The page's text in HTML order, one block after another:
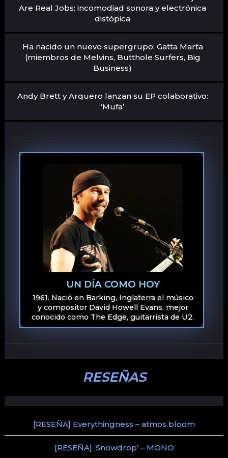
Are Real Jobs: incomodiad sonora y electrónica
distópica
Ha nacido un nuevo supergrupo: Gatta Marta
(miembros de Melvins, Butthole Surfers, Big
Business)
Andy Brett y Arquero lanzan su EP colaborativo:
‘Mufa’
UN DÍA COMO HOY
1961. Nació en Barking, Inglaterra el músico
y compositor David Howell Evans, mejor
conocido como The Edge, guitarrista de U2.
RESEÑAS
[RESEÑA] Everythingness – atmos bloom
[RESEÑA] ‘Snowdrop’ – MONO